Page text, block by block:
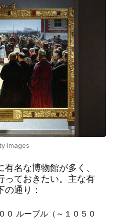
Images
名な博物館が多く、
っておきたい。主な有
通り：
０ ルーブル（～１０５０